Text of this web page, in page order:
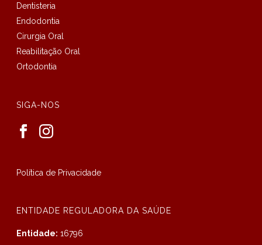
Dentisteria
Endodontia
Cirurgia Oral
Reabilitação Oral
Ortodontia
SIGA-NOS
Política de Privacidade
ENTIDADE REGULADORA DA SAÚDE
Entidade: 16796